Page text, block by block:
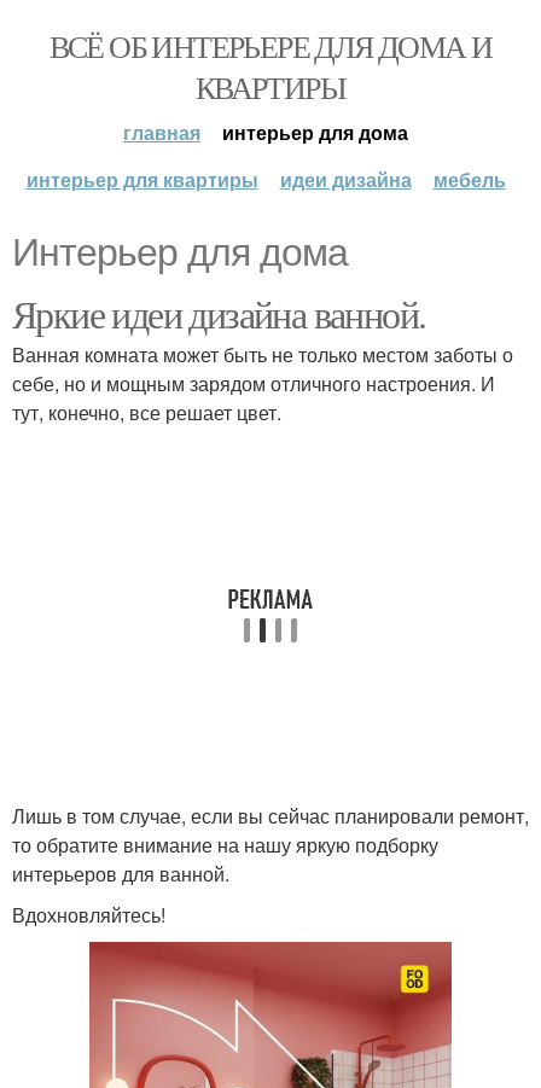
ВСЁ ОБ ИНТЕРЬЕРЕ ДЛЯ ДОМА И
КВАРТИРЫ
главная
интерьер для дома
интерьер для квартиры
идеи дизайна мебель
Интерьер для дома
Яркие идеи дизайна ванной.
Ванная комната может быть не только местом заботы о
себе, но и мощным зарядом отличного настроения. И
тут, конечно, все решает цвет.
Лишь в том случае, если вы сейчас планировали ремонт,
то обратите внимание на нашу яркую подборку
интерьеров для ванной.
Вдохновляйтесь!